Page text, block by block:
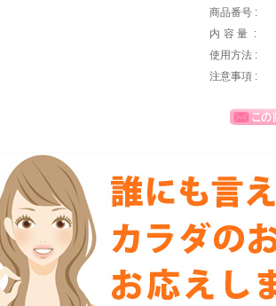
商品番号 :
内容量 :
使用方法 :
注意事項 :